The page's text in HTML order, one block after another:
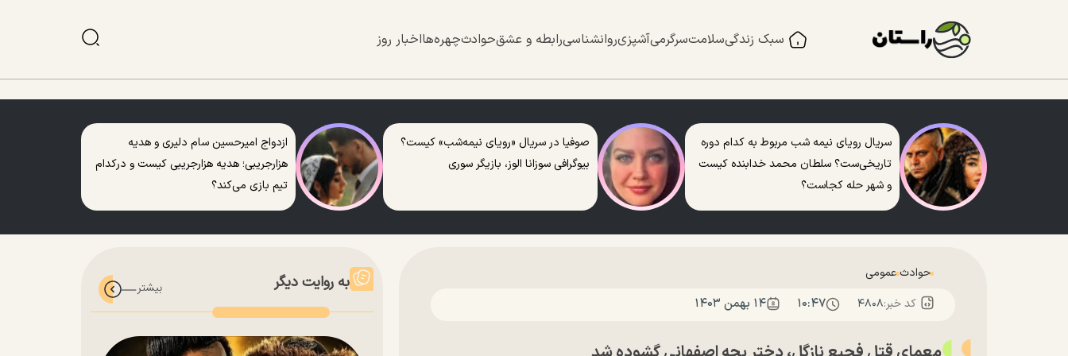
سبک زندگیسلامتسرگرمیآشپزیروانشناسیرابطه و عشقحوادثچهره‌هااخبار روز
سریال رویای نیمه شب مربوط به کدام دوره
تاریخی‌ست؟ سلطان محمد خدابنده کیست
و شهر حله کجاست؟
صوفیا در سریال «رویای نیمه‌شب» کیست؟
بیوگرافی سوزانا الوز، بازیگر سوری
ازدواج امیرحسین سام دلیری و هدیه
هزارجریبی؛ هدیه هزارجریبی کیست و درکدام
تیم بازی می‌کند؟
حوادث عمومی
کد خبر:۴۸۰۸ ۱۰:۴۷ ۱۴ بهمن ۱۴۰۳
به روایت دیگر